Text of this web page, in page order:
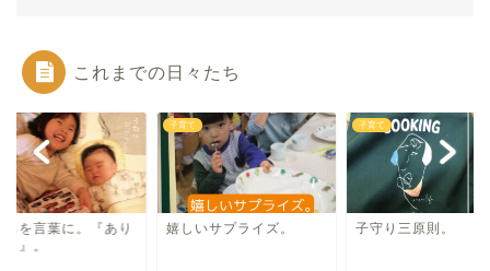
これまでの日々たち
ちを言葉に。『あり
』。
子育て
嬉しいサプライズ。
子育て
子守り三原則。